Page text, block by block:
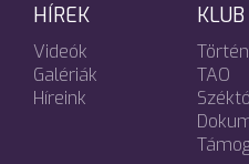
HÍREK
Videók
Galériák
Híreink
KLUB
TAO